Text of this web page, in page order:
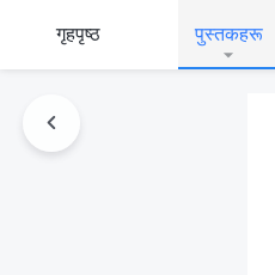
गृहपृष्ठ पुस्तकहरू